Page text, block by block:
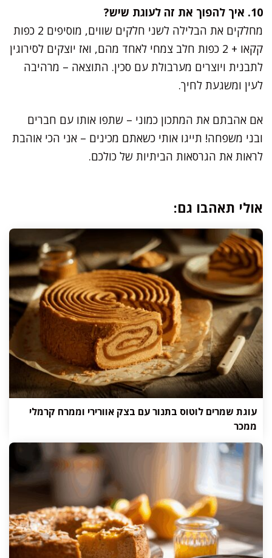
10. איך להפוך את זה לעוגת שיש?
מחלקים את הבלילה לשני חלקים שווים, מוסיפים 2 כפות
קקאו + 2 כפות חלב צמחי לאחד מהם, ואז יוצקים לסירוגין
לתבנית ויוצרים מערבולת עם סכין. התוצאה – מרהיבה
לעין ומשגעת לחיך.
אם אהבתם את המתכון כמוני – שתפו אותו עם חברים
ובני משפחה! תייגו אותי כשאתם מכינים – אני הכי אוהבת
לראות את הגרסאות הביתיות של כולכם.
אולי תאהבו גם:
עוגת שמרים לוטוס בתנור עם בצק אוורירי וממרח קרמלי
ממכר